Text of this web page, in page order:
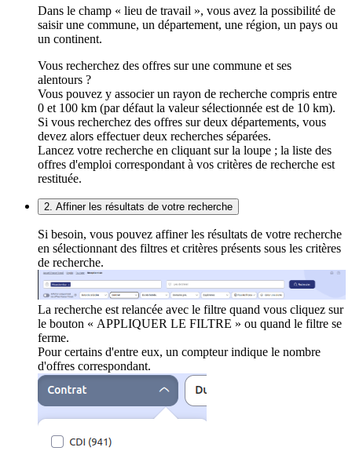
Dans le champ « lieu de travail », vous avez la possibilité de
saisir une commune, un département, une région, un pays ou
un continent.
Vous recherchez des offres sur une commune et ses
alentours ?
Vous pouvez y associer un rayon de recherche compris entre
0 et 100 km (par défaut la valeur sélectionnée est de 10 km).
Si vous recherchez des offres sur deux départements, vous
devez alors effectuer deux recherches séparées.
Lancez votre recherche en cliquant sur la loupe ; la liste des
offres d'emploi correspondant à vos critères de recherche est
restituée.
2. Affiner les résultats de votre recherche
Si besoin, vous pouvez affiner les résultats de votre recherche
en sélectionnant des filtres et critères présents sous les critères
de recherche.
La recherche est relancée avec le filtre quand vous cliquez sur
le bouton « APPLIQUER LE FILTRE » ou quand le filtre se
ferme.
Pour certains d'entre eux, un compteur indique le nombre
d'offres correspondant.